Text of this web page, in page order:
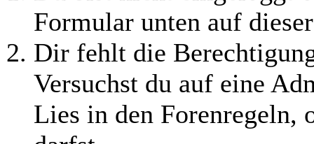
Formular unten auf
Dir fehlt die
Versuchst du auf eine
Lies in den Forenregeln,